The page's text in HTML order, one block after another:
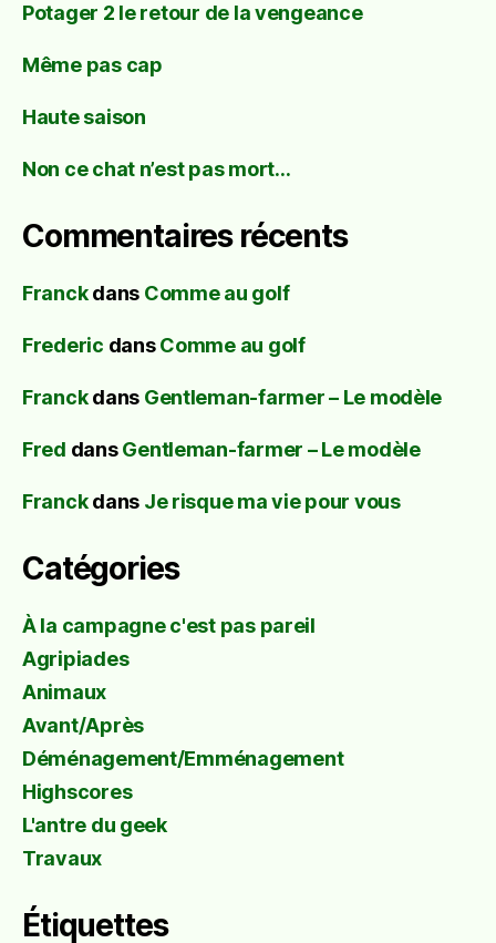
Potager 2 le retour de la vengeance
Même pas cap
Haute saison
Non ce chat n’est pas mort…
Commentaires récents
Franckdans Comme au golf
Frederic dansComme au golf
Franckdans Gentleman-farmer – Le modèle
Fred dansGentleman-farmer – Le modèle
Franckdans Je risque ma vie pour vous
Catégories
À la campagne c'est pas pareil
Agripiades
Animaux
Avant/Après
Déménagement/Emménagement
Highscores
L'antre du geek
Travaux
Étiquettes